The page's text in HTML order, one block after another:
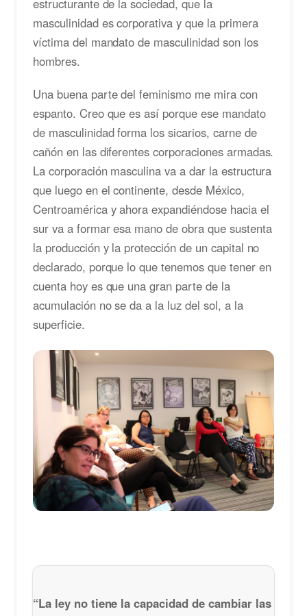
estructurante de la sociedad, que la
masculinidad es corporativa y que la primera
víctima del mandato de masculinidad son los
hombres.
Una buena parte del feminismo me mira con
espanto. Creo que es así porque ese mandato
de masculinidad forma los sicarios, carne de
cañón en las diferentes corporaciones armadas.
La corporación masculina va a dar la estructura
que luego en el continente, desde México,
Centroamérica y ahora expandiéndose hacia el
sur va a formar esa mano de obra que sustenta
la producción y la protección de un capital no
declarado, porque lo que tenemos que tener en
cuenta hoy es que una gran parte de la
acumulación no se da a la luz del sol, a la
superficie.
“La ley no tiene la capacidad de cambiar las